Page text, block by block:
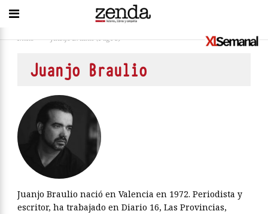
Inicio > Juanjo Braulio(Page 3)
Juanjo Braulio
Juanjo Braulio nació en Valencia en 1972. Periodista y
escritor, ha trabajado en Diario 16, Las Provincias,